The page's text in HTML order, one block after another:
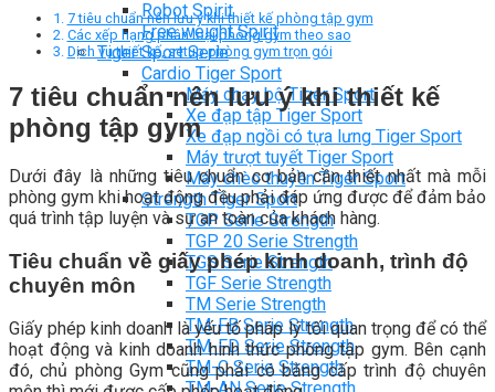
Robot Spirit
Free weight Spirit
Tiger Sport Serie
Cardio Tiger Sport
Máy chạy bộ Tiger Sport
Xe đạp tập Tiger Sport
Xe đạp ngồi có tựa lưng Tiger Sport
Máy trượt tuyết Tiger Sport
Máy chèo thuyền Tiger Sport
Strength Tiger Sport
TGP Serie Strength
TGP 20 Serie Strength
TGS Serie Strength
TGF Serie Strength
TM Serie Strength
TM-FB Serie Strength
TM-FD Serie Strength
TM-C Serie Strength
7 tiêu chuẩn nên lưu ý khi thiết kế phòng tập gym
Các xếp hạng phân loại phòng gym theo sao
Dịch vụ thiết kế, setup phòng gym trọn gói
7 tiêu chuẩn nên lưu ý khi thiết kế
phòng tập gym
Dưới đây là những tiêu chuẩn cơ bản cần thiết nhất mà mỗi
phòng gym khi hoạt động đều phải đáp ứng được để đảm bảo
quá trình tập luyện và sự an toàn của khách hàng.
Tiêu chuẩn về giấy phép kinh doanh, trình độ
chuyên môn
Giấy phép kinh doanh là yếu tố pháp lý tối quan trọng để có thể
hoạt động và kinh doanh hinh thức phòng tập gym. Bên cạnh
đó, chủ phòng Gym cũng phải có bằng cấp trình độ chuyên